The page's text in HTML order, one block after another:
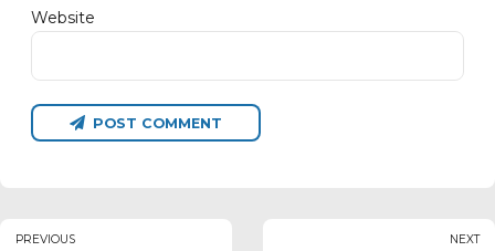
Website
POST COMMENT
PREVIOUS NEXT